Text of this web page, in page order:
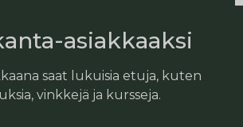
asiakkaaksi
saat lukuisia etuja, kuten
vinkkejä ja kursseja.